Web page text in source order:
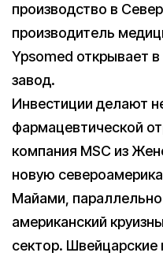
производство в
производитель
Ypsomed открывает
завод.
Инвестиции делают
фармацевтической
компания MSC из
новую
Майами,
американский
сектор.